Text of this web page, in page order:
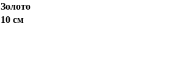
Золото
10 см